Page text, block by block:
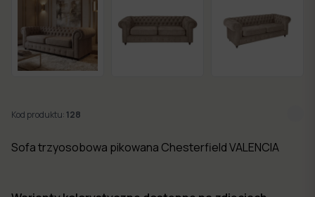
Nowości
Kolekcje
mebli
Kod produktu:128
Sofa trzyosobowa pikowana Chesterfield VALENCIA